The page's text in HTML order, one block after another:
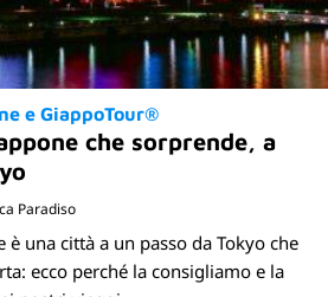
e GiappoTour®
che sorprende, a
Paradiso
è una città a un passo da Tokyo che
ecco perché la consigliamo e la